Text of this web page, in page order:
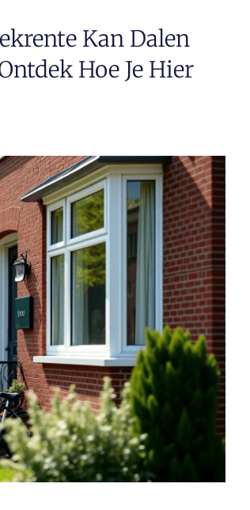
Kan Dalen
Hoe Je Hier